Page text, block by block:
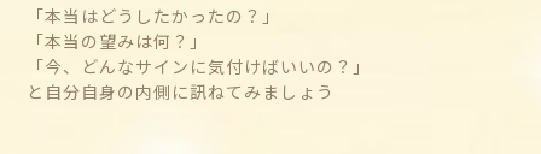
「本当はどうしたかったの？」
「本当の望みは何？」
「今、どんなサインに気付けばいいの？」
と自分自身の内側に訊ねてみましょう